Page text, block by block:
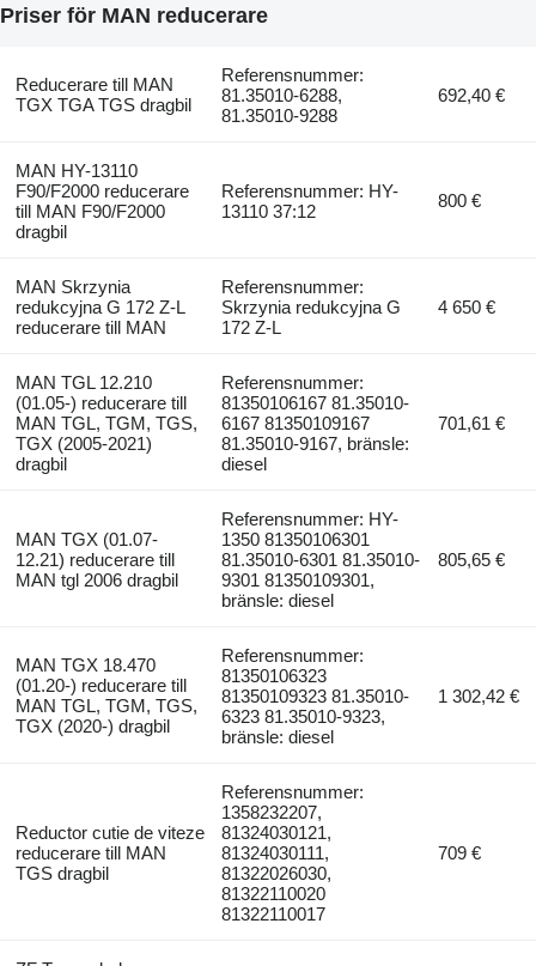
Priser för MAN reducerare
Reducerare till MAN
TGX TGA TGS dragbil
Referensnummer:
81.35010-6288,
81.35010-9288
692,40 €
MAN HY-13110
F90/F2000 reducerare
till MAN F90/F2000
dragbil
Referensnummer: HY-
13110 37:12
800 €
MAN Skrzynia
redukcyjna G 172 Z-L
reducerare till MAN
Referensnummer:
Skrzynia redukcyjna G
172 Z-L
4 650 €
MAN TGL 12.210
(01.05-) reducerare till
MAN TGL, TGM, TGS,
TGX (2005-2021)
dragbil
Referensnummer:
81350106167 81.35010-
6167 81350109167
81.35010-9167, bränsle:
diesel
701,61 €
MAN TGX (01.07-
12.21) reducerare till
MAN tgl 2006 dragbil
Referensnummer: HY-
1350 81350106301
81.35010-6301 81.35010-
9301 81350109301,
bränsle: diesel
805,65 €
MAN TGX 18.470
(01.20-) reducerare till
MAN TGL, TGM, TGS,
TGX (2020-) dragbil
Referensnummer:
81350106323
81350109323 81.35010-
6323 81.35010-9323,
bränsle: diesel
1 302,42 €
Reductor cutie de viteze
reducerare till MAN
TGS dragbil
Referensnummer:
1358232207,
81324030121,
81324030111,
81322026030,
81322110020
81322110017
709 €